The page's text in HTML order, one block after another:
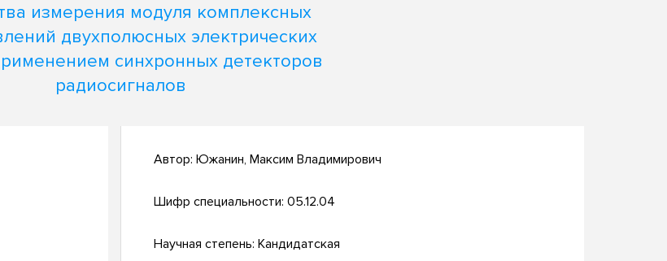
измерения модуля комплексных
двухполюсных электрических
синхронных детекторов
радиосигналов
Автор: Южанин, Максим Владимирович
Шифр специальности: 05.12.04
Научная степень: Кандидатская